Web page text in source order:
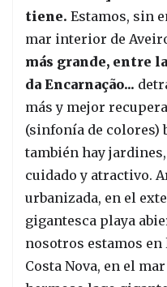
tiene. Estamos, sin
mar interior de
más grande, entre
da Encarnação...
más y mejor
(sinfonía de colores)
también hay
cuidado y atractivo.
urbanizada, en el
gigantesca playa
nosotros estamos en
Costa Nova, en el